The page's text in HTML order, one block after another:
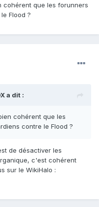
cohérent que les forunners
Flood ?
a dit :
cohérent que les
contre le Flood ?
de désactiver les
c'est cohérent
sur le WikiHalo :